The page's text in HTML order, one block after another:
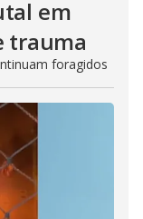
em
trauma
foragidos